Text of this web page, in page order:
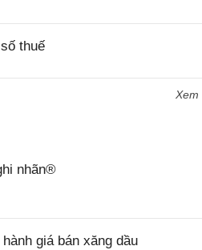
thuế
nhãn®
giá bán xăng dầu